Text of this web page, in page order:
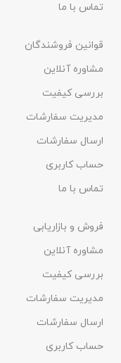
تماس با ما
قوانین فروشندگان
مشاوره آنلاین
بررسی کیفیت
مدیریت سفارشات
ارسال سفارشات
حساب کاربری
تماس با ما
فروش و بازاریابی
مشاوره آنلاین
بررسی کیفیت
مدیریت سفارشات
ارسال سفارشات
حساب کاربری